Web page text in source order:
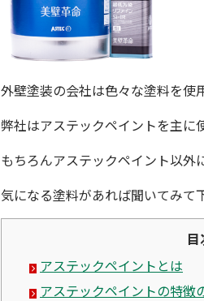
外壁塗装の会社は色々な塗料を使
弊社はアステックペイントを主に
もちろんアステックペイント以外
気になる塗料があれば聞いてみて
目
アステックペイントとは
アステックペイントの特徴